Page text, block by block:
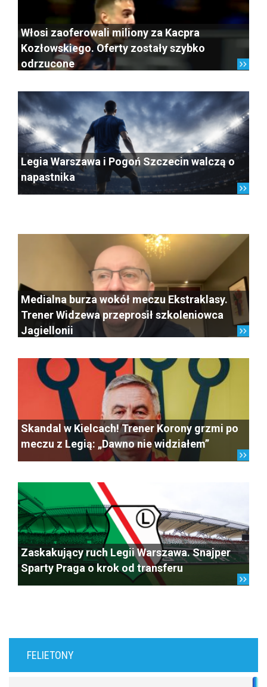
Włosi zaoferowali miliony za Kacpra
Kozłowskiego. Oferty zostały szybko
odrzucone
Legia Warszawa i Pogoń Szczecin walczą o
napastnika
Medialna burza wokół meczu Ekstraklasy.
Trener Widzewa przeprosił szkoleniowca
Jagiellonii
Skandal w Kielcach! Trener Korony grzmi po
meczu z Legią: „Dawno nie widziałem”
Zaskakujący ruch Legii Warszawa. Snajper
Sparty Praga o krok od transferu
FELIETONY